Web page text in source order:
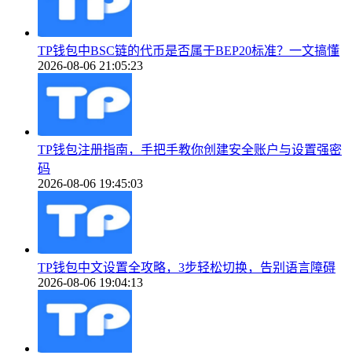
TP钱包中BSC链的代币是否属于BEP20标准？一文搞懂
2026-08-06 21:05:23
TP钱包注册指南，手把手教你创建安全账户与设置强密
码
2026-08-06 19:45:03
TP钱包中文设置全攻略，3步轻松切换，告别语言障碍
2026-08-06 19:04:13